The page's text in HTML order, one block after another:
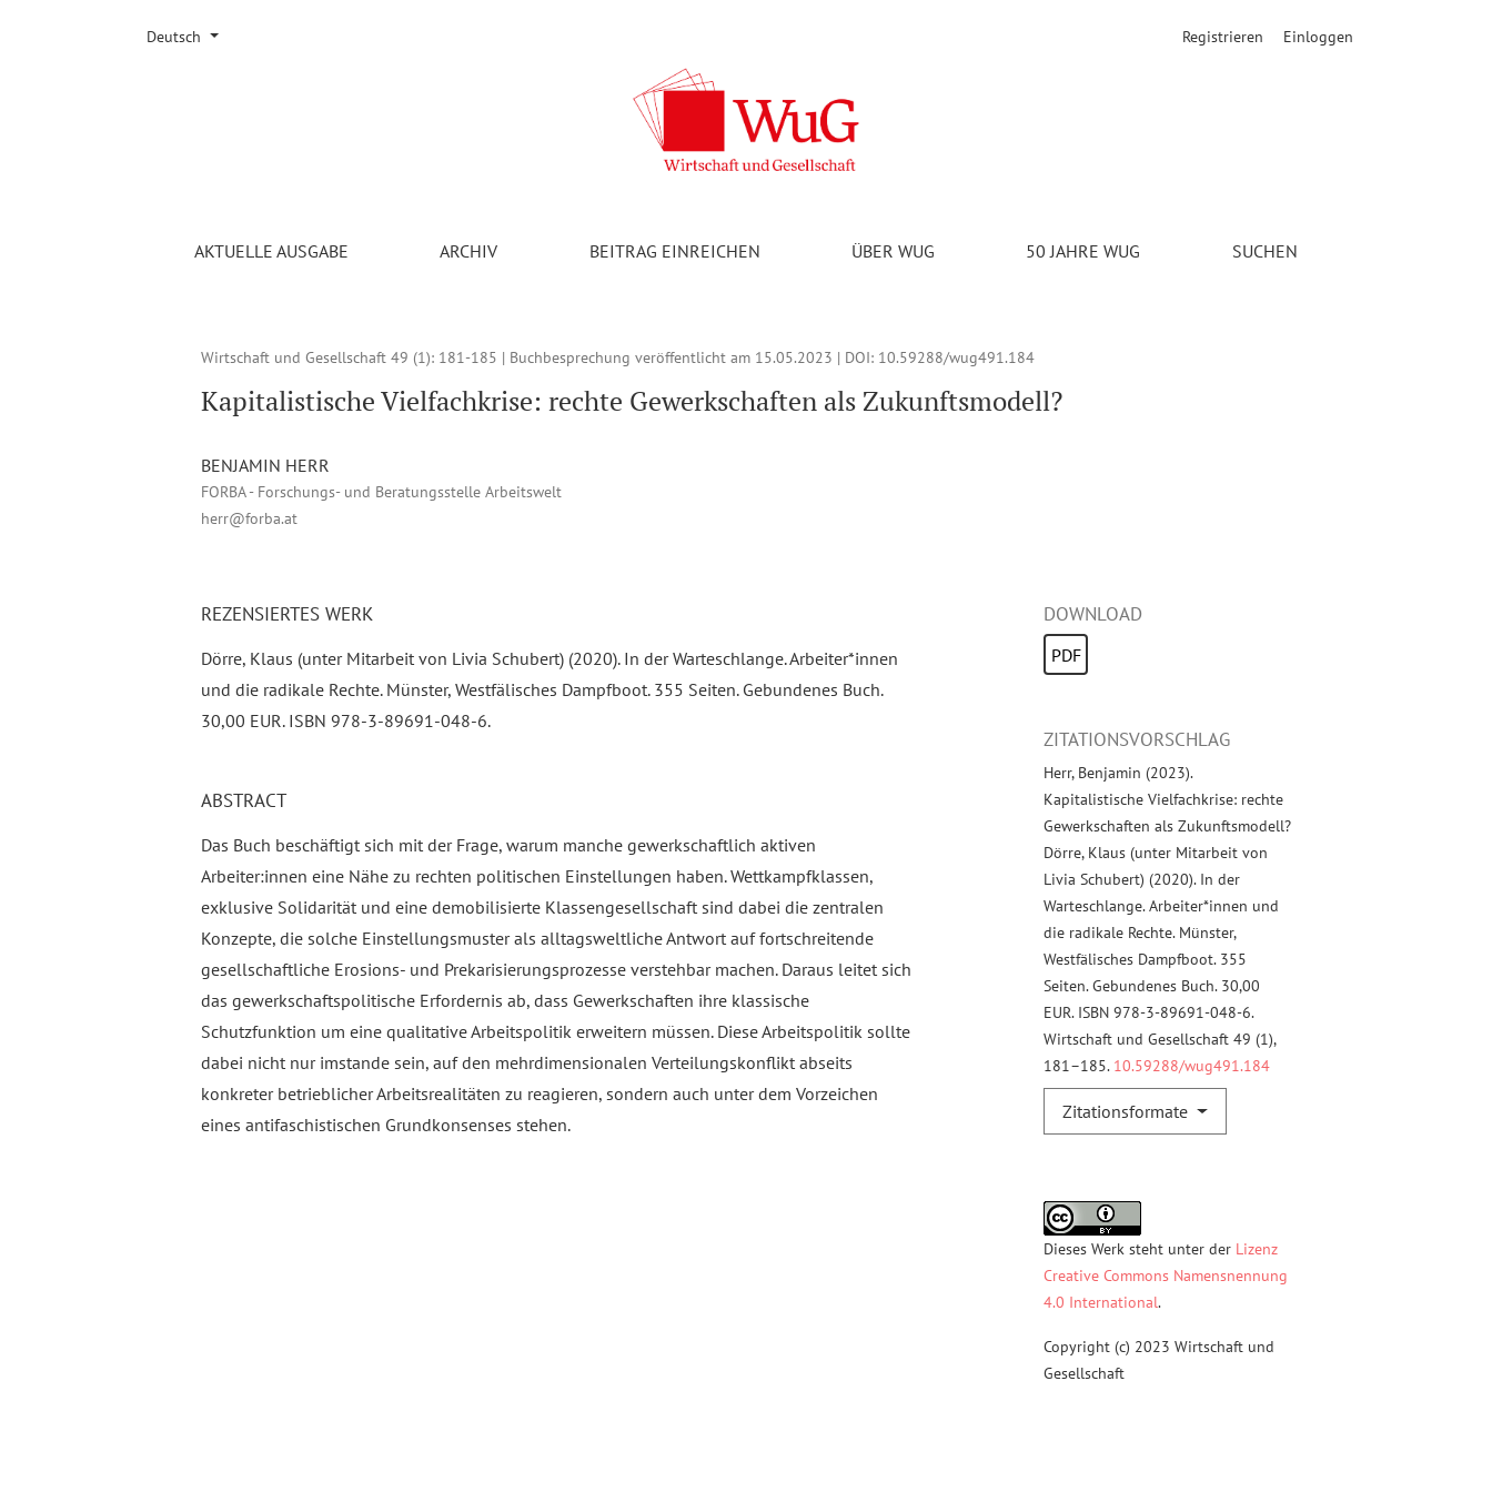
Kapitalistische Vielfachkrise: rechte Gewerkschaften als Zukunftsmodell? Dörre, Klaus (unter Mitarbeit von Livia Schubert) (2020). In der Warteschlange. Arbeiter*innen und die
AKTUELLE AUSGABE ARCHIV BEITRAG EINREICHEN ÜBER WUG 50 JAHRE WUG SUCHEN
Registrieren Einloggen
Sprache ändern. Die ausgewählte Sprache ist:
Deutsch
Wirtschaft und Gesellschaft 49 (1): 181-185 | Buchbesprechung veröffentlicht am 15.05.2023 | DOI: 10.59288/wug491.184
Kapitalistische Vielfachkrise: rechte Gewerkschaften als Zukunftsmodell?
BENJAMIN HERR
FORBA - Forschungs- und Beratungsstelle Arbeitswelt
herr@forba.at
DOWNLOAD
PDF
ZITATIONSVORSCHLAG
Herr, Benjamin (2023).
Kapitalistische Vielfachkrise: rechte
Gewerkschaften als Zukunftsmodell?
Dörre, Klaus (unter Mitarbeit von
Livia Schubert) (2020). In der
Warteschlange. Arbeiter*innen und
die radikale Rechte. Münster,
Westfälisches Dampfboot. 355
Seiten. Gebundenes Buch. 30,00
EUR. ISBN 978-3-89691-048-6.
Wirtschaft und Gesellschaft 49 (1),
181–185.10.59288/wug491.184
Zitationsformate
Dieses Werk steht unter der Lizenz
Creative Commons Namensnennung
4.0 International.
Copyright (c) 2023 Wirtschaft und
Gesellschaft
REZENSIERTES WERK
Dörre, Klaus (unter Mitarbeit von Livia Schubert) (2020). In der Warteschlange. Arbeiter*innen
und die radikale Rechte. Münster, Westfälisches Dampfboot. 355 Seiten. Gebundenes Buch.
30,00 EUR. ISBN 978-3-89691-048-6.
ABSTRACT
Das Buch beschäftigt sich mit der Frage, warum manche gewerkschaftlich aktiven
Arbeiter:innen eine Nähe zu rechten politischen Einstellungen haben. Wettkampfklassen,
exklusive Solidarität und eine demobilisierte Klassengesellschaft sind dabei die zentralen
Konzepte, die solche Einstellungsmuster als alltagsweltliche Antwort auf fortschreitende
gesellschaftliche Erosions- und Prekarisierungsprozesse verstehbar machen. Daraus leitet sich
das gewerkschaftspolitische Erfordernis ab, dass Gewerkschaften ihre klassische
Schutzfunktion um eine qualitative Arbeitspolitik erweitern müssen. Diese Arbeitspolitik sollte
dabei nicht nur imstande sein, auf den mehrdimensionalen Verteilungskonflikt abseits
konkreter betrieblicher Arbeitsrealitäten zu reagieren, sondern auch unter dem Vorzeichen
eines antifaschistischen Grundkonsenses stehen.